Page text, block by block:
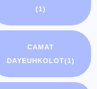
(1)
CAMAT
DAYEUHKOLOT(1)